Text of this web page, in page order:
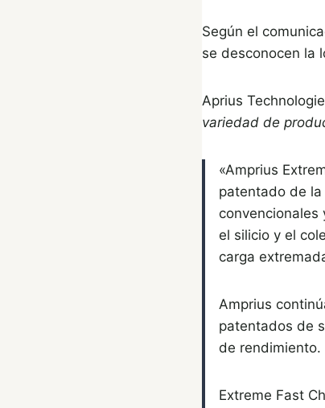
Según el
se desconocen la
Aprius
variedad de
«Amprius
patentado de
el silicio y el
carga
Amprius
patentados de
de rendimiento.
Extreme Fast